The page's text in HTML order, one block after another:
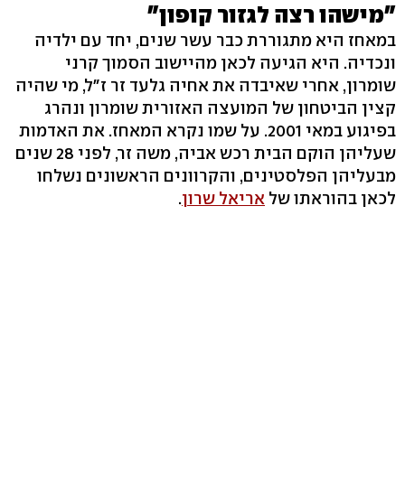
"מישהו רצה לגזור קופון"
במאחז היא מתגוררת כבר עשר שנים, יחד עם ילדיה
ונכדיה. היא הגיעה לכאן מהיישוב הסמוך קרני
שומרון, אחרי שאיבדה את אחיה גלעד זר ז"ל, מי שהיה
קצין הביטחון של המועצה האזורית שומרון ונהרג
בפיגוע במאי 2001. על שמו נקרא המאחז. את האדמות
שעליהן הוקם הבית רכש אביה, משה זר, לפני 28 שנים
מבעליהן הפלסטינים, והקרוונים הראשונים נשלחו
לכאן בהוראתו של אריאל שרון.